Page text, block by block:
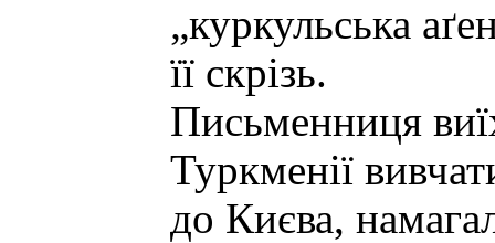
„куркульська
її скрізь.
Письменниця
Туркменії
до Києва,